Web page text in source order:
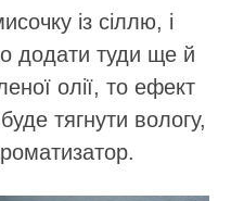
із сіллю, і
додати туди ще й
олії, то ефект
тягнути вологу,